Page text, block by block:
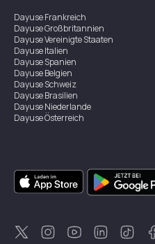
DayuseFrankreich
DayuseGroßbritannien
DayuseVereinigte Staaten
DayuseItalien
DayuseSpanien
DayuseBelgien
DayuseSchweiz
DayuseBrasilien
DayuseNiederlande
DayuseÖsterreich
DayuseSingapur
DayuseZweden
DayuseThailand
DayuseNeuseeland
DayuseTürkei